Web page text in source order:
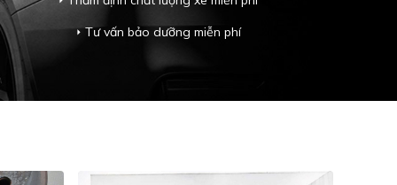
arrow_rightTư vấn bảo dưỡng miễn phí